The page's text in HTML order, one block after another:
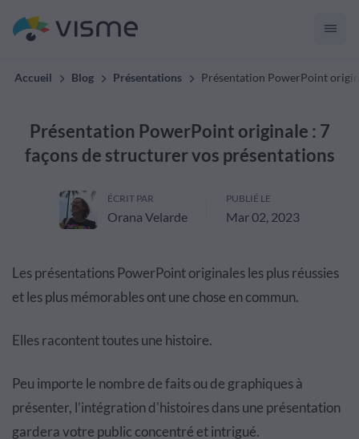
Accueil Blog Présentations Présentation PowerPoint
Présentation PowerPoint originale : 7
façons de structurer vos présentations
ÉCRIT PAR
Orana Velarde
PUBLIÉ LE
Mar 02, 2023
Les présentations PowerPoint originales les plus réussies
et les plus mémorables ont une chose en commun.
Elles racontent toutes une histoire.
Peu importe le nombre de faits ou de graphiques à
présenter, l’intégration d'histoires dans une présentation
gardera votre public concentré et intrigué.